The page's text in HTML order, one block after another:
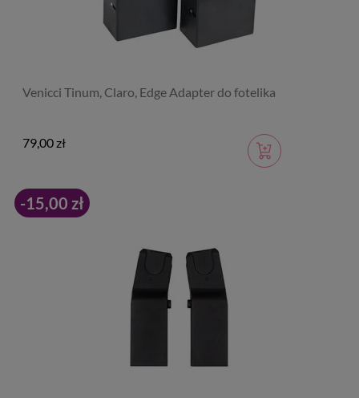
Venicci Tinum, Claro, Edge Adapter do fotelika
79,00 zł
-15,00 zł